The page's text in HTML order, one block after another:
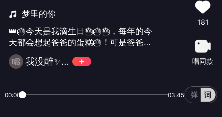
梦里的你
👑🎂今天是我滴生日🎂🎂🎂，每年的今
天都会想起爸爸的蛋糕🎂！可是爸爸已
经走了只几年没人送蛋糕了！爸爸你的
乖女儿已经长大了！我想爸爸你！🎂🎂
🎂今天👑用最大的勇气看着淡淡的阳光
乐🎂在2026年继续往前走👑，拼搏所有
我没醉✨邓夕✨168✨美💞
181
唱同款
00:00 03:45